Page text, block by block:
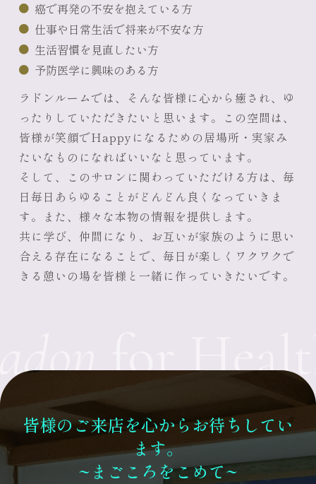
癌で再発の不安を抱えている方
仕事や日常生活で将来が不安な方
生活習慣を見直したい方
予防医学に興味のある方
ラドンルームでは、そんな皆様に心から癒され、ゆ
ったりしていただきたいと思います。この空間は、
皆様が笑顔でHappyになるための居場所・実家み
たいなものになればいいなと思っています。
そして、このサロンに関わっていただける方は、毎
日毎日あらゆることがどんどん良くなっていきま
す。また、様々な本物の情報を提供します。
共に学び、仲間になり、お互いが家族のように思い
合える存在になることで、毎日が楽しくワクワクで
きる憩いの場を皆様と一緒に作っていきたいです。
for Health
皆様のご来店を心からお待ちしてい
ます。
~まごころをこめて~